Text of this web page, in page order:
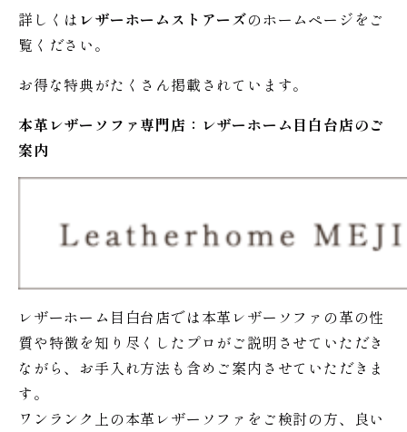
詳しくは レザーホームストアーズのホームページをご
覧ください。
お得な特典がたくさん掲載されています。
本革レザーソファ専門店：レザーホーム 目白台店のご
案内
レザーホーム目白台店では本革レザーソファの革の性
質や特徴を知り尽くしたプロがご説明させていただき
ながら、お手入れ方法も含めご案内させていただきま
す。
ワンランク上の本革レザーソファをご検討の方、良い